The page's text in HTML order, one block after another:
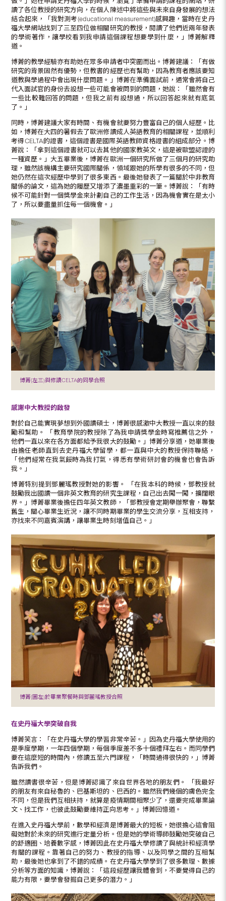
讀了各位教授的研究方向，在個人陳述中將這些與未來自身發展的想法
結合起來，「我對測考(educational measurement)感興趣，當時在史丹
福大學網站找到了三至四位做相關研究的教授，閱讀了他們近兩年發表
的學術著作，讓學校看到我申請這個課程想要學到什麼，」博菁解釋
道。
博菁的教學經驗亦有助她在眾多申請者中突圍而出。博菁建議：「有做
研究的背景固然有優勢，但教書的經歷也有幫助，因為教育者應該要知
道教與學過程中會出現什麼問題。」博菁在準備面試前，通常會將自己
代入面試官的身份去設想一些可能會被問到的問題，她說：「雖然會有
一些比較難回答的問題，但我之前有設想過，所以回答起來就有底氣
了。」
同時，博菁建議大家有時間、有機會就要努力豐富自己的個人經歷。比
如，博菁在大四的暑假去了歐洲修讀成人英語教育的相關課程，並順利
考得CELTA的證書，這個證書是國際英語教師資格證書的組成部分。博
菁說：「拿到這個證書就可以去其他的國家教英文，這是被歐盟認證的
一種資歷。」大五畢業後，博菁在歐洲一個研究所做了三個月的研究助
理，雖然該機構主要研究國際關係，領域跟她的所學有很多的不同，但
她仍然在這次經歷中學到了很多東西。最後她發表了一篇關於中非教育
關係的論文，這為她的履歷又增添了濃墨重彩的一筆。博菁說：「有時
候不可能針對一個獎學金來計劃自己的工作生活，因為機會實在是太小
了，所以要盡量抓住每一個機會。」
博菁(左三)與修讀CELTA的同學合照
感謝中大教授的啟發
對於自己能實現夢想到外國讀碩士，博菁很感激中大教授一直以來的鼓
勵和幫助。 「教育學院的教授除了為我申請獎學金時寫推薦信之外，
他們一直以來在各方面都給予我很大的鼓勵。」博菁分享道，她畢業後
由擔任老師直到去史丹福大學留學，都一直與中大的教授保持聯絡，
「他們經常在我氣餒時為我打氣，得悉有學術研討會的機會也會告訴
我。」
博菁特別提到鄧麗瑤教授對她的影響。 「在我本科的時候，鄧教授就
鼓勵我出國讀一個非英文教育的研究生課程，自己出去闖一闖，擴闊眼
界。」博菁畢業後擔任四年英文教師，「鄧教授會定期舉辦聚會，聯繫
舊生，關心畢業生近況，讓不同時期畢業的學生交流分享，互相支持，
亦找來不同嘉賓演講，讓畢業生時刻增值自己。」
博菁(圖左)於畢業聚餐時與鄧麗瑤教授合照
在史丹福大學突破自我
博菁笑言：「在史丹福大學的學習非常辛苦。」因為史丹福大學使用的
是季度學期，一年四個學期，每個季度差不多十個禮拜左右。而同學們
要在這麼短的時間內，修讀五至六門課程，「時間過得很快的，」博菁
告訴我們。
雖然讀書很辛苦，但是博菁認識了來自世界各地的朋友們。 「我最好
的朋友有來自秘魯的、巴基斯坦的、巴西的。雖然我們幾個的膚色完全
不同，但是我們互相扶持，就算是疫情期間相聚少了，還要完成畢業論
文、找工作，也彼此鼓勵要維持正向思考。」博菁回憶道。
在進入史丹福大學前，數學和經濟是博菁最大的短板，她很擔心這會阻
礙她對於未來的研究進行定量分析。但是她的學術導師鼓勵她突破自己
的舒適圈、培養數字感，博菁因此在史丹福大學修讀了與統計和經濟學
有關的課程。靠著自己的努力、教授的指導、以及同學之間的互相幫
助，最後她也拿到了不錯的成績。在史丹福大學學到了很多數理、數據
分析等方面的知識，博菁說：「這段經歷讓我體會到，不要覺得自己的
能力有限，要學會發掘自己更多的潛力。」